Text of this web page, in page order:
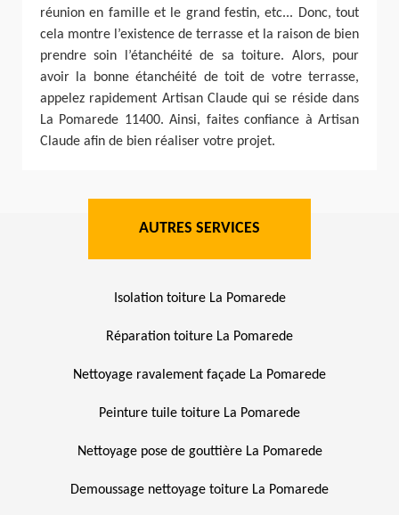
réunion en famille et le grand festin, etc... Donc, tout
cela montre l’existence de terrasse et la raison de bien
prendre soin l’étanchéité de sa toiture. Alors, pour
avoir la bonne étanchéité de toit de votre terrasse,
appelez rapidement Artisan Claude qui se réside dans
La Pomarede 11400. Ainsi, faites confiance à Artisan
Claude afin de bien réaliser votre projet.
AUTRES SERVICES
Isolation toiture La Pomarede
Réparation toiture La Pomarede
Nettoyage ravalement façade La Pomarede
Peinture tuile toiture La Pomarede
Nettoyage pose de gouttière La Pomarede
Demoussage nettoyage toiture La Pomarede